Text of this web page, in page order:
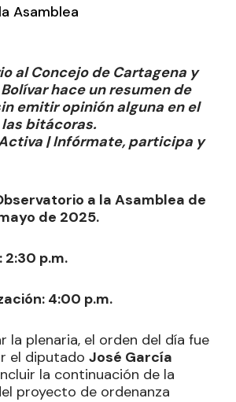
Asamblea
al Concejo de Cartagena y
hace un resumen de
emitir opinión alguna en el
bitácoras.
| Infórmate, participa y
a la Asamblea de
de 2025.
2:30 p.m.
4:00 p.m.
la plenaria, el orden del día fue
el diputado José García
la continuación de la
proyecto de ordenanza